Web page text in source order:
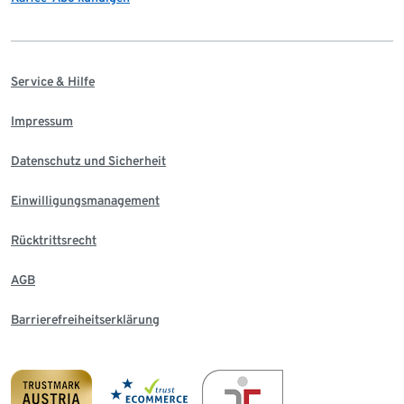
Service & Hilfe
Impressum
Datenschutz und Sicherheit
Einwilligungsmanagement
Rücktrittsrecht
AGB
Barrierefreiheitserklärung